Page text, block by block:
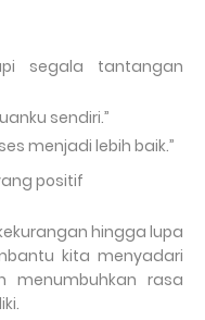
segala tantangan
sendiri.”
menjadi lebih baik.”
positif
hingga lupa
kita menyadari
menumbuhkan rasa